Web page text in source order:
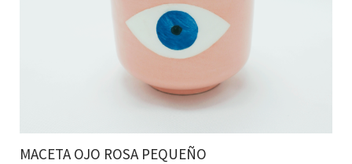
MACETA OJO ROSA PEQUEÑO